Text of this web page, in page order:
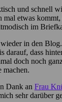
und schnell
mal etwas
im
in den
darauf, dass
doch noch
machen.
Dank an Frau
sehr darüber